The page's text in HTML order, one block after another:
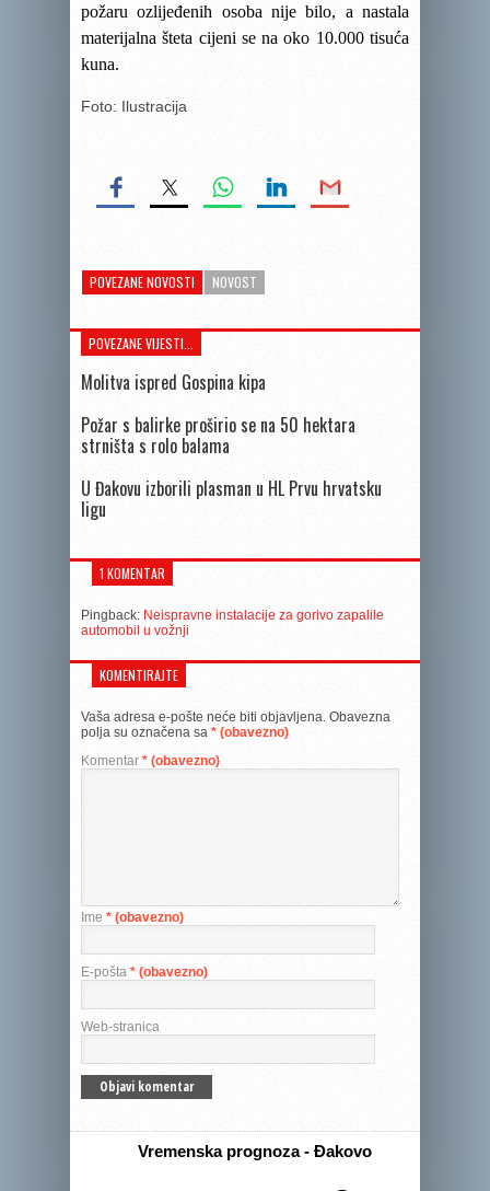
požaru ozlijeđenih osoba nije bilo, a nastala
materijalna šteta cijeni se na oko 10.000 tisuća
kuna.
Foto: Ilustracija
POVEZANE NOVOSTI NOVOST
POVEZANE VIJESTI...
Molitva ispred Gospina kipa
Požar s balirke proširio se na 50 hektara
strništa s rolo balama
U Đakovu izborili plasman u HL Prvu hrvatsku
ligu
1 KOMENTAR
Pingback: Neispravne instalacije za gorivo zapalile
automobil u vožnji
KOMENTIRAJTE
Vaša adresa e-pošte neće biti objavljena. Obavezna
polja su označena sa * (obavezno)
Komentar * (obavezno)
Ime * (obavezno)
E-pošta * (obavezno)
Web-stranica
Vremenska prognoza - Đakovo